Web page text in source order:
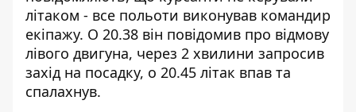
літаком - все польоти виконував командир
екіпажу. О 20.38 він повідомив про відмову
лівого двигуна, через 2 хвилини запросив
захід на посадку, о 20.45 літак впав та
спалахнув.